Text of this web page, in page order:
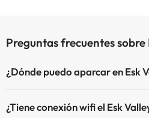
Preguntas frecuentes sobre
¿Dónde puedo aparcar en Esk
aparcamiento (bajo disponibilidad):
¿Tiene conexión wifi el Esk